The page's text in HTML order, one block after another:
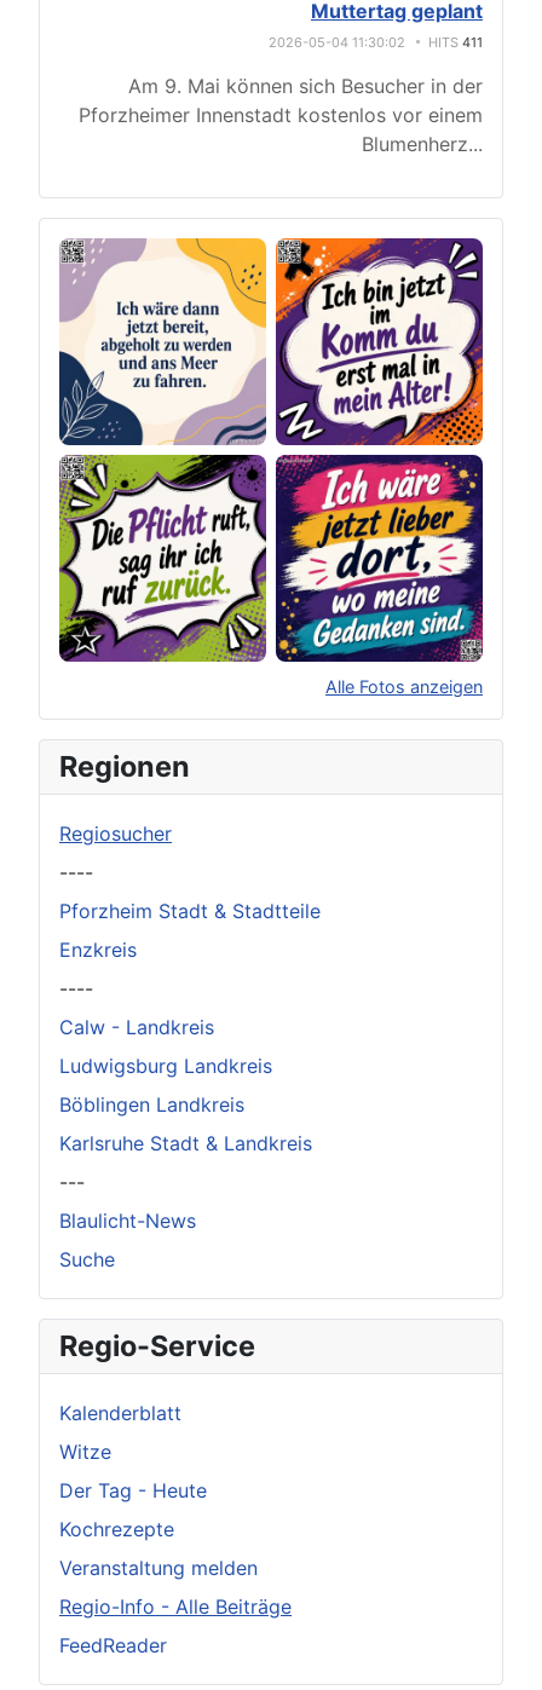
Muttertag geplant
2026-05-04 11:30:02 HITS 411
Am 9. Mai können sich Besucher in der
Pforzheimer Innenstadt kostenlos vor einem
Blumenherz...
Alle Fotos anzeigen
Original herunterladen
Regionen
Regiosucher
----
Pforzheim Stadt & Stadtteile
Enzkreis
----
Calw - Landkreis
Ludwigsburg Landkreis
Böblingen Landkreis
Karlsruhe Stadt & Landkreis
---
Blaulicht-News
Suche
Regio-Service
Kalenderblatt
Witze
Der Tag - Heute
Kochrezepte
Veranstaltung melden
Regio-Info - Alle Beiträge
FeedReader